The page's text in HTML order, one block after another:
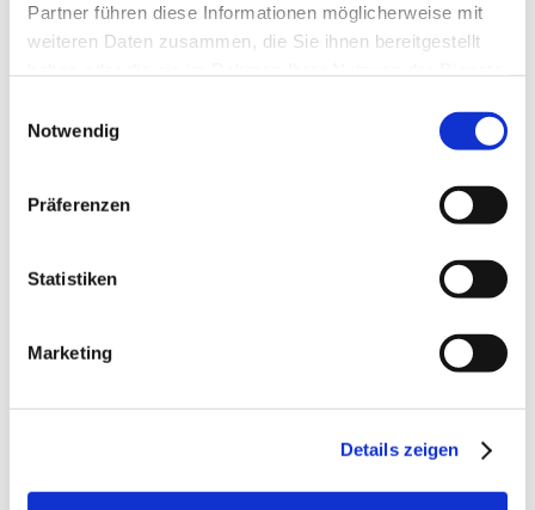
Partner führen diese Informationen möglicherweise mit
weiteren Daten zusammen, die Sie ihnen bereitgestellt
Notwendig
Präferenzen
Statistiken
Marketing
Details zeigen
Name und Anschrift des Versicherers
Markel International Insurance Company Limited
Hauptbevollmächtigter für die Bundesrepublik Deutschland:
Frederik Wulff
Versicherungsschutz besteht für Ansprüche, die vor Gerichten der
Mitgliedsstaaten der EU, des EWR oder der Schweiz geltend
Michael R. Knörnschild ist zertifizierter
betriebswirtschaftliche Fragestellungen. Rechts- und
Steuerberatung wird von uns weder angeboten noch erbracht.
Das Impressum gilt auch für folgende Social Media Profile:
XING: https://www.xing.com/profile/MichaelR_Knoernschild
Twitter: https://twitter.com/KnoernschildUlm